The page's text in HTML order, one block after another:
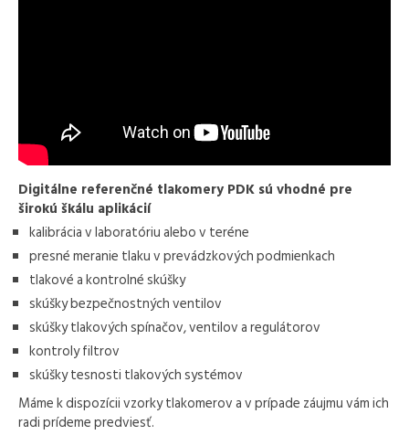
Digitálne referenčné tlakomery PDK sú vhodné pre
širokú škálu aplikácií
kalibrácia v laboratóriu alebo v teréne
presné meranie tlaku v prevádzkových podmienkach
tlakové a kontrolné skúšky
skúšky bezpečnostných ventilov
skúšky tlakových spínačov, ventilov a regulátorov
kontroly filtrov
skúšky tesnosti tlakových systémov
Máme k dispozícii vzorky tlakomerov a v prípade záujmu vám ich
radi prídeme predviesť.